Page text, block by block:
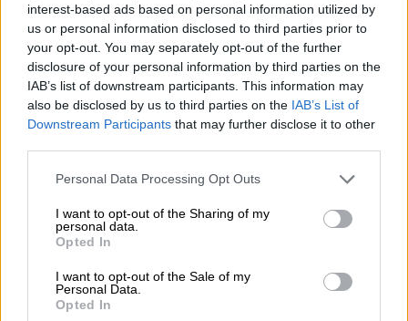
interest-based ads based on personal information utilized by
us or personal information disclosed to third parties prior to
your opt-out. You may separately opt-out of the further
disclosure of your personal information by third parties on the
IAB’s list of downstream participants. This information may
also be disclosed by us to third parties on the IAB’s List of
Downstream Participants that may further disclose it to other
Please note that this website/app uses one or more Google
not limited to your visit or usage behaviour. You may click to
grant or deny consent to Google and its third-party tags to
use your data for below specified purposes in below Google
consent section.
Personal Data Processing Opt Outs
I want to opt-out of the Sharing of my
personal data.
Opted In
I want to opt-out of the Sale of my
Personal Data.
Opted In
Ελλάδα|13.01.2024 18:37